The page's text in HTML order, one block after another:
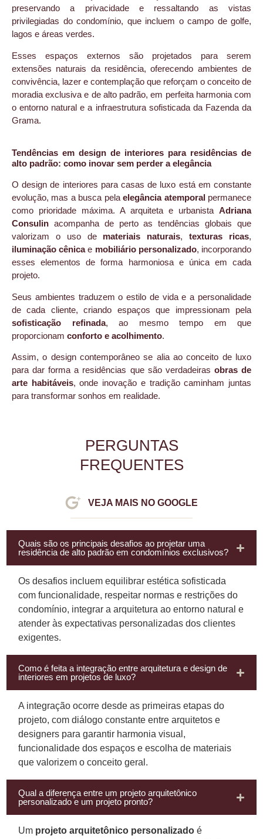
preservando a privacidade e ressaltando as vistas
privilegiadas do condomínio, que incluem o campo de golfe,
lagos e áreas verdes.
Esses espaços externos são projetados para serem
extensões naturais da residência, oferecendo ambientes de
convivência, lazer e contemplação que reforçam o conceito de
moradia exclusiva e de alto padrão, em perfeita harmonia com
o entorno natural e a infraestrutura sofisticada da Fazenda da
Grama.
Tendências em design de interiores para residências de
alto padrão: como inovar sem perder a elegância
O design de interiores para casas de luxo está em constante
evolução, mas a busca pelaelegância atemporalpermanece
como prioridade máxima. A arquiteta e urbanista Adriana
Consulin acompanha de perto as tendências globais que
valorizam o uso de materiais naturais,texturas ricas,
iluminação cênicae mobiliário personalizado, incorporando
esses elementos de forma harmoniosa e única em cada
projeto.
Seus ambientes traduzem o estilo de vida e a personalidade
de cada cliente, criando espaços que impressionam pela
sofisticação refinada, ao mesmo tempo em que
proporcionam conforto e acolhimento.
Assim, o design contemporâneo se alia ao conceito de luxo
para dar forma a residências que são verdadeiras obras de
arte habitáveis, onde inovação e tradição caminham juntas
para transformar sonhos em realidade.
PERGUNTAS
FREQUENTES
VEJA MAIS NO GOOGLE
Quais são os principais desafios ao projetar uma
residência de alto padrão em condomínios exclusivos?
Os desafios incluem equilibrar estética sofisticada
com funcionalidade, respeitar normas e restrições do
condomínio, integrar a arquitetura ao entorno natural e
atender às expectativas personalizadas dos clientes
exigentes.
Como é feita a integração entre arquitetura e design de
interiores em projetos de luxo?
A integração ocorre desde as primeiras etapas do
projeto, com diálogo constante entre arquitetos e
designers para garantir harmonia visual,
funcionalidade dos espaços e escolha de materiais
que valorizem o conceito geral.
Qual a diferença entre um projeto arquitetônico
personalizado e um projeto pronto?
Um projeto arquitetônico personalizado é